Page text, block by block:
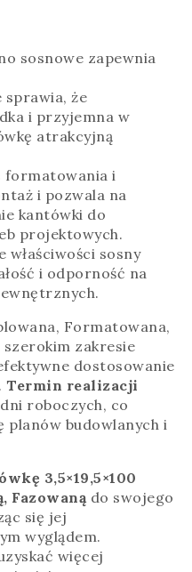
sosnowe zapewnia
sprawia, że
i przyjemna w
atrakcyjną
formatowania i
i pozwala na
kantówki do
projektowych.
właściwości sosny
i odporność na
Formatowana,
zakresie
dostosowanie
Termin realizacji
roboczych, co
planów budowlanych i
3,5×19,5×100
Fazowaną do swojego
się jej
wyglądem.
więcej